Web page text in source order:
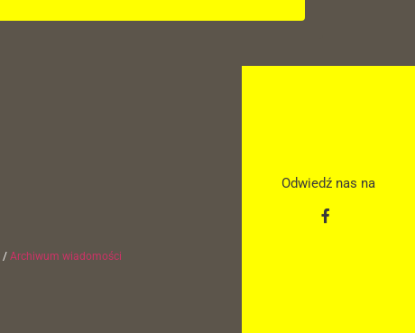
/Archiwum wiadomości
Odwiedź nas na